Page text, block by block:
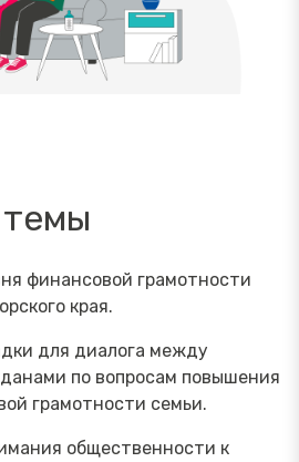
финансовой грамотности
края.
для диалога между
по вопросам повышения
грамотности семьи.
общественности к